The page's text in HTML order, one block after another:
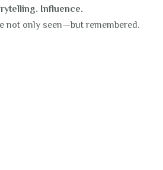
Influence.
not only seen—but remembered.